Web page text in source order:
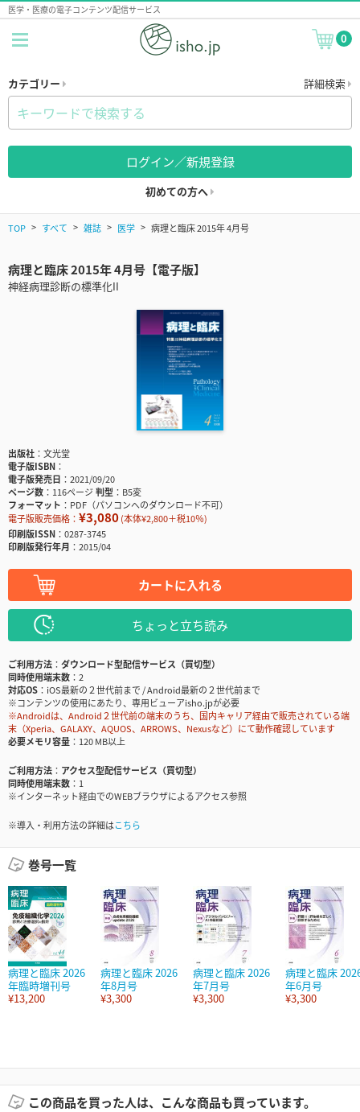
医学・医療の電子コンテンツ配信サービス
0
カテゴリー 詳細検索
ログイン／新規登録
初めての方へ
TOP すべて 雑誌 医学 病理と臨床 2015年 4月号
病理と臨床 2015年 4月号【電子版】
神経病理診断の標準化II
出版社
文光堂
電子版ISBN
電子版発売日
2021/09/20
ページ数
116ページ判型
B5変
フォーマット
PDF（パソコンへのダウンロード不可）
電子版販売価格： ¥3,080(本体¥2,800＋税10％)
印刷版ISSN
0287-3745
印刷版発行年月
2015/04
カートに入れる
ちょっと立ち読み
ご利用方法
ダウンロード型配信サービス（買切型）
同時使用端末数
2
対応OS
iOS最新の２世代前まで / Android最新の２世代前まで
※コンテンツの使用にあたり、専用ビューアisho.jpが必要
※Androidは、Android２世代前の端末のうち、国内キャリア経由で販売されている端
末（Xperia、GALAXY、AQUOS、ARROWS、Nexusなど）にて動作確認しています
必要メモリ容量
120 MB以上
ご利用方法
アクセス型配信サービス（買切型）
同時使用端末数
1
※インターネット経由でのWEBブラウザによるアクセス参照
※導入・利用方法の詳細はこちら
巻号一覧
病理と臨床 2026
年臨時増刊号
¥13,200
病理と臨床 2026
年8月号
¥3,300
病理と臨床 2026
年7月号
¥3,300
病理と臨床
年6月号
¥3,300
この商品を買った人は、こんな商品も買っています。